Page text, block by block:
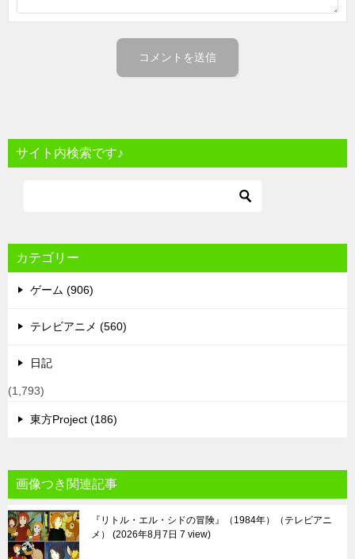
サイト内検索です♪
カテゴリー
ゲーム (906)
テレビアニメ (560)
日記
(1,793)
東方Project (186)
画像つき関連記事
『リトル・エル・シドの冒険』（1984年）（テレビアニ
メ）
2026年8月7日 7 view